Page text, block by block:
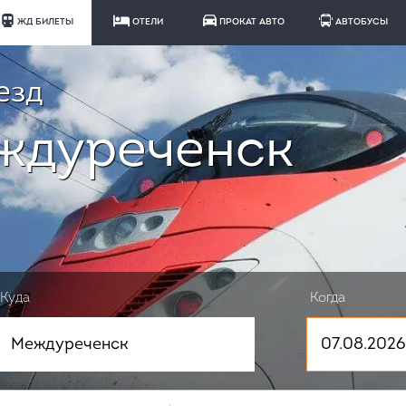
ЖД БИЛЕТЫ ОТЕЛИ ПРОКАТ АВТО АВТОБУСЫ
Когда